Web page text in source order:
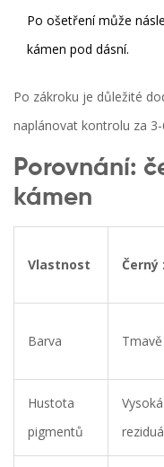
Po ošetření může
kámen pod dásní.
Po zákroku je důležité
naplánovat kontrolu za
Porovnání:
kámen
Vlastnost Černý
Barva
Hustota
pigmentů